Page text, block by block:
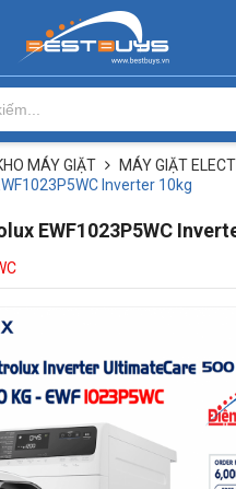
MÁY GIẶT
MÁY GIẶT
Inverter 10kg
EWF1023P5WC